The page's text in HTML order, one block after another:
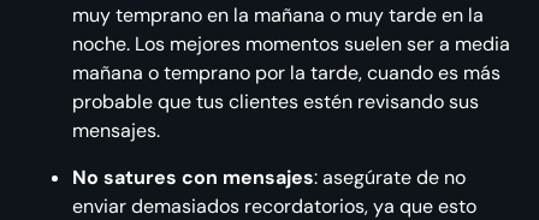
muy temprano en la mañana o muy tarde en la
noche. Los mejores momentos suelen ser a media
mañana o temprano por la tarde, cuando es más
probable que tus clientes estén revisando sus
mensajes.
No satures con mensajes: asegúrate de no
enviar demasiados recordatorios, ya que esto